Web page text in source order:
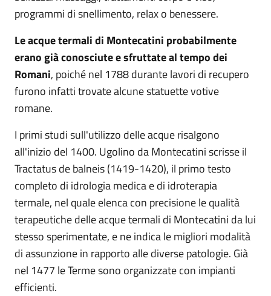
programmi di snellimento, relax o benessere.
Le acque termali di Montecatini probabilmente
erano già conosciute e sfruttate al tempo dei
Romani, poiché nel 1788 durante lavori di recupero
furono infatti trovate alcune statuette votive
romane.
I primi studi sull'utilizzo delle acque risalgono
all'inizio del 1400. Ugolino da Montecatini scrisse il
Tractatus de balneis (1419-1420), il primo testo
completo di idrologia medica e di idroterapia
termale, nel quale elenca con precisione le qualità
terapeutiche delle acque termali di Montecatini da lui
stesso sperimentate, e ne indica le migliori modalità
di assunzione in rapporto alle diverse patologie. Già
nel 1477 le Terme sono organizzate con impianti
efficienti.